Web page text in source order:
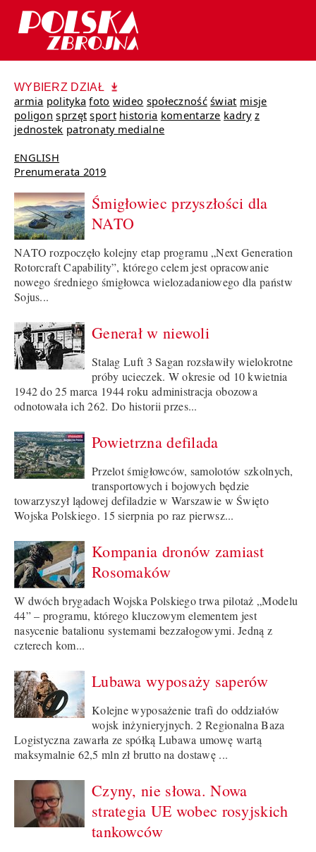
WYBIERZ DZIAŁ
armia polityka foto wideo społeczność świat misje
poligon sprzęt sport historia komentarze kadry z
jednostek patronaty medialne
ENGLISH
Prenumerata 2019
Śmigłowiec przyszłości dla
NATO
NATO rozpoczęło kolejny etap programu „Next Generation
Rotorcraft Capability”, którego celem jest opracowanie
nowego średniego śmigłowca wielozadaniowego dla państw
Sojus...
Generał w niewoli
Stalag Luft 3 Sagan rozsławiły wielokrotne
próby ucieczek. W okresie od 10 kwietnia
1942 do 25 marca 1944 roku administracja obozowa
odnotowała ich 262. Do historii przes...
Powietrzna defilada
Przelot śmigłowców, samolotów szkolnych,
transportowych i bojowych będzie
towarzyszył lądowej defiladzie w Warszawie w Święto
Wojska Polskiego. 15 sierpnia po raz pierwsz...
Kompania dronów zamiast
Rosomaków
W dwóch brygadach Wojska Polskiego trwa pilotaż „Modelu
44” – programu, którego kluczowym elementem jest
nasycenie batalionu systemami bezzałogowymi. Jedną z
czterech kom...
Lubawa wyposaży saperów
Kolejne wyposażenie trafi do oddziałów
wojsk inżynieryjnych. 2 Regionalna Baza
Logistyczna zawarła ze spółką Lubawa umowę wartą
maksymalnie 62,5 mln zł brutto na dostawę ...
Czyny, nie słowa. Nowa
strategia UE wobec rosyjskich
tankowców